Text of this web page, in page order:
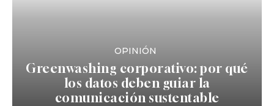
OPINIÓN
Greenwashing corporativo: por qué
los datos deben guiar la
comunicación sustentable